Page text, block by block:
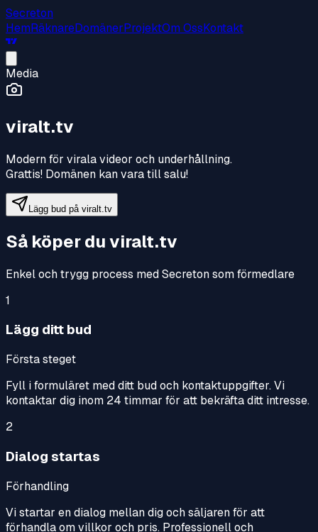
Secreton
HemRäknareDomänerProjektOm OssKontakt
Media
viralt.tv
Modern för virala videor och underhållning.
Grattis! Domänen kan vara till salu!
Lägg bud på viralt.tv
Så köper duviralt.tv
Enkel och trygg process med Secreton som förmedlare
1
Lägg ditt bud
Första steget
Fyll i formuläret med ditt bud och kontaktuppgifter. Vi
kontaktar dig inom 24 timmar för att bekräfta ditt intresse.
2
Dialog startas
Förhandling
Vi startar en dialog mellan dig och säljaren för att
förhandla om villkor och pris. Professionell och